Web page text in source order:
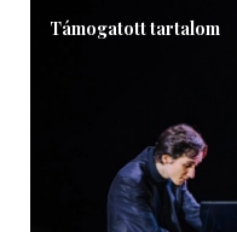
Támogatott tartalom